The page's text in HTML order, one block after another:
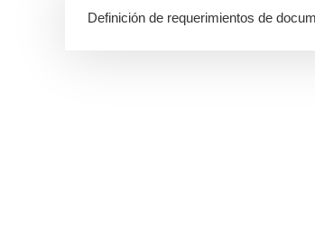
Definición de requerimientos de